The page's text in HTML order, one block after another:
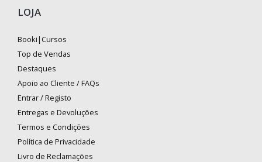
LOJA
Booki|Cursos
Top de Vendas
Destaques
Apoio ao Cliente / FAQs
Entrar / Registo
Entregas e Devoluções
Termos e Condições
Política de Privacidade
Livro de Reclamações